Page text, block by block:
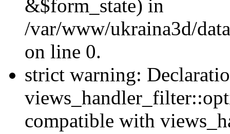
&$form_state) in
/var/www/ukraina3d/
on line 0.
strict warning:
compatible with